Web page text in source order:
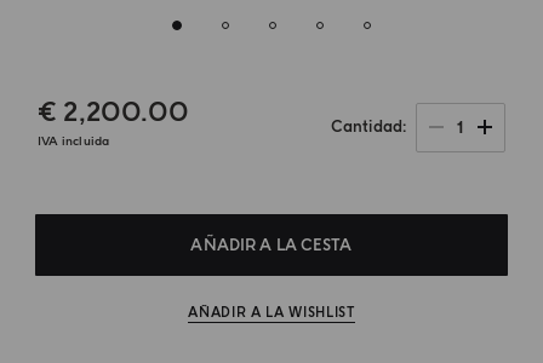
€ 2,200.00
IVA incluida
Cantidad 1
AÑADIR A LA CESTA
AÑADIR A LA WISHLIST